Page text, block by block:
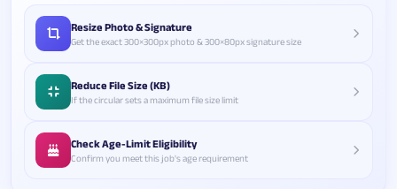
Resize Photo & Signature
Get the exact 300×300px photo & 300×80px signature size
Reduce File Size (KB)
If the circular sets a maximum file size limit
Check Age-Limit Eligibility
Confirm you meet this job's age requirement